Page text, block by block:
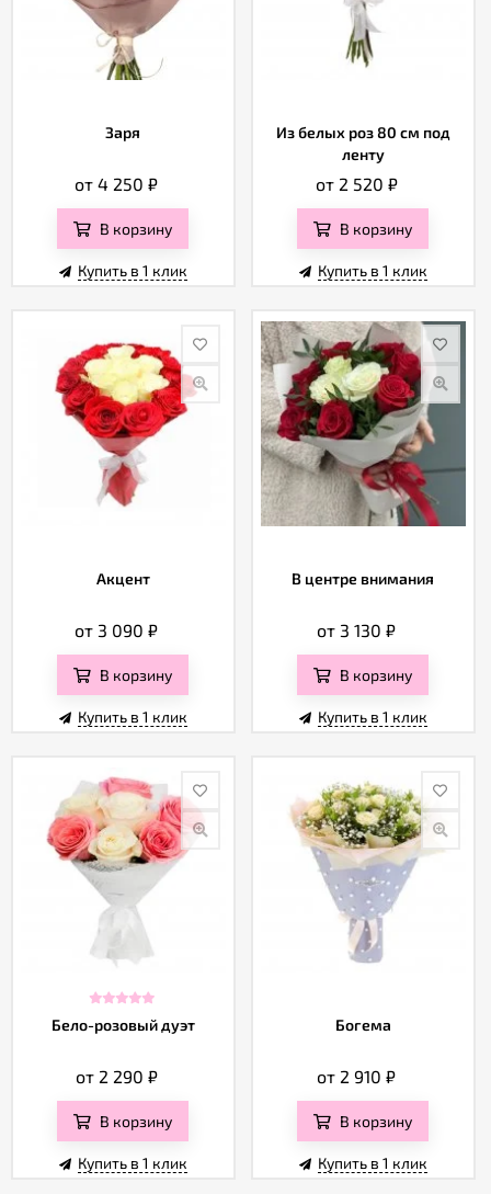
Заря
от 4 250₽
В корзину
Купить в 1 клик
Из белых роз 80 см под
ленту
от 2 520 ₽
В корзину
Купить в 1 клик
Акцент
от 3 090₽
В корзину
Купить в 1 клик
В центре внимания
от 3 130₽
В корзину
Купить в 1 клик
Бело-розовый дуэт
от 2 290 ₽
В корзину
Купить в 1 клик
Богема
от 2 910₽
В корзину
Купить в 1 клик